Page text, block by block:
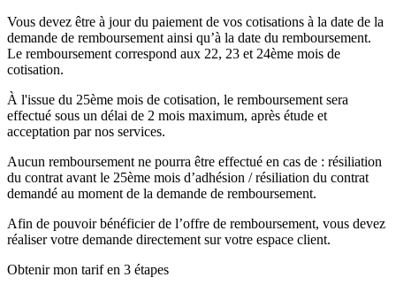
Vous devez être à jour du paiement de vos cotisations à la date de la
demande de remboursement ainsi qu’à la date du remboursement.
Le remboursement correspond aux 22, 23 et 24ème mois de
cotisation.
À l'issue du 25ème mois de cotisation, le remboursement sera
effectué sous un délai de 2 mois maximum, après étude et
acceptation par nos services.
Aucun remboursement ne pourra être effectué en cas de : résiliation
du contrat avant le 25ème mois d’adhésion / résiliation du contrat
demandé au moment de la demande de remboursement.
Afin de pouvoir bénéficier de l’offre de remboursement, vous devez
réaliser votre demande directement sur votre espace client.
Obtenir mon tarif en 3 étapes